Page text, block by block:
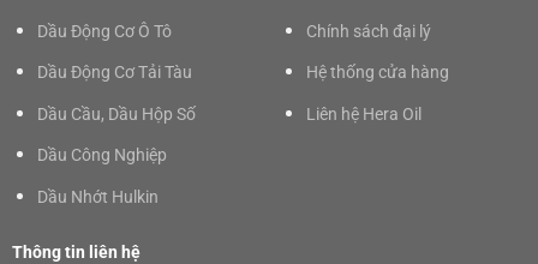
Dầu Động Cơ Ô Tô
Dầu Động Cơ Tải Tàu
Dầu Cầu, Dầu Hộp Số
Dầu Công Nghiệp
Dầu Nhớt Hulkin
Chính sách đại lý
Hệ thống cửa hàng
Liên hệ Hera Oil
Thông tin liên hệ